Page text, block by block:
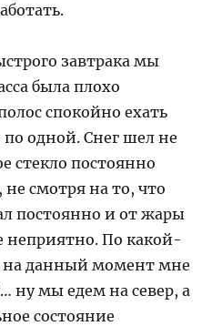
завтрака мы
была плохо
спокойно ехать
одной. Снег шел не
стекло постоянно
смотря на то, что
постоянно и от жары
неприятно. По какой-
на данный момент мне
ну мы едем на север, а
состояние